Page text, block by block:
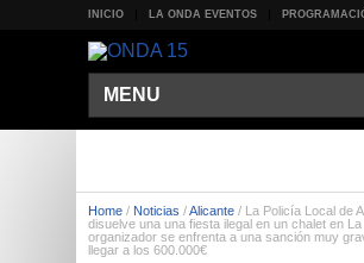
INICIO LA ONDA EVENTOS
MENU
Home / Noticias /Alicante / La Policía Local de
disuelve una una fiesta ilegal en un chalet en
organizador se enfrenta a una sanción muy
llegar a los 600.000€